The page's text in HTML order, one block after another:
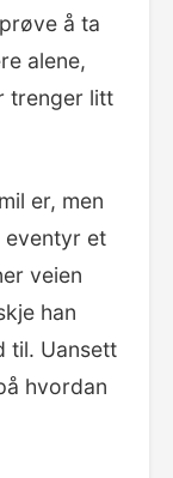
å ta
alene,
trenger litt
er, men
eventyr et
veien
han
til. Uansett
hvordan